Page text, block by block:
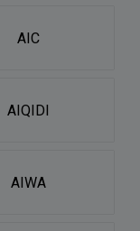
AIC
AIQIDI
AIWA